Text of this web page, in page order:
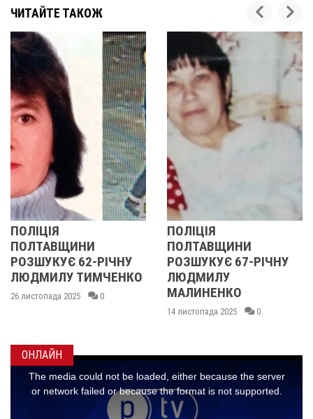
ЧИТАЙТЕ ТАКОЖ
62-РІЧНУ
ТИМЧЕНКО
2025 0
ПОЛІЦІЯ
ПОЛТАВЩИНИ
РОЗШУКУЄ 67-РІЧНУ
ЛЮДМИЛУ
МАЛИНЕНКО
14 листопада 2025 0
ОНЛАЙН